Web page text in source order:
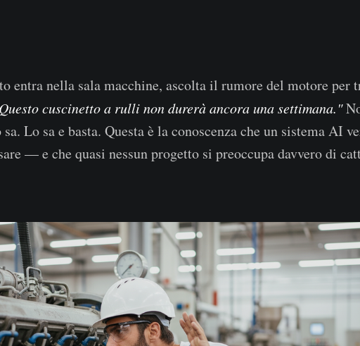
entra nella sala macchine, ascolta il rumore del motore per
cuscinetto a rulli non durerà ancora una settimana."
Lo sa e basta. Questa è la conoscenza che un sistema AI
— e che quasi nessun progetto si preoccupa davvero di